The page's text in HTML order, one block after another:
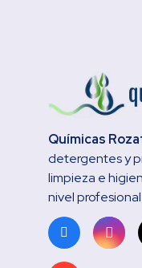
Químicas
detergentes y
limpieza e
nivel profesional.